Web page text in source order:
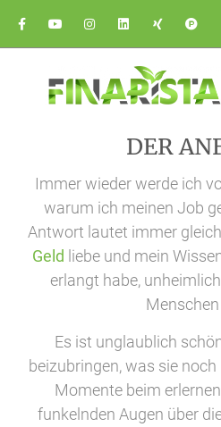
DER
Immer wieder werde ich
warum ich meinen Job
Antwort lautet immer
Geld liebe und mein
erlangt habe,
Es ist unglaublich
beizubringen, was sie
Momente beim
funkelnden Augen über